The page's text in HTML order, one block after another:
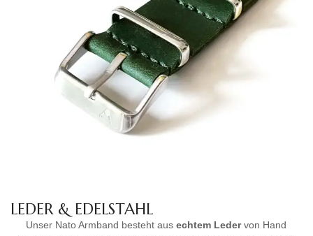
LEDER & EDELSTAHL
Unser Nato Armband besteht ausechtem Ledervon Hand